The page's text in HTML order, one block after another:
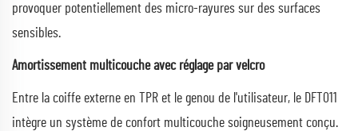
provoquer potentiellement des micro-rayures sur des surfaces
sensibles.
Amortissement multicouche avec réglage par velcro
Entre la coiffe externe en TPR et le genou de l'utilisateur, le DFT011
intègre un système de confort multicouche soigneusement conçu.